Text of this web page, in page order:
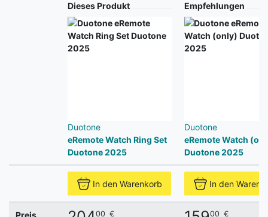
Dieses Produkt
Duotone
eRemote Watch Ring Set
Duotone 2025
Empfehlungen
Duotone
eRemote Watch
Duotone 2025
In den Warenkorb In den
00 € 00 €